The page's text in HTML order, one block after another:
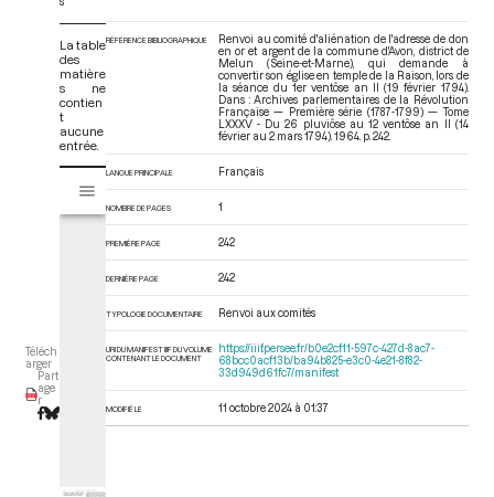
Téléch
arger
Part
age
r
La table
des
matière
s ne
contien
t
aucune
entrée.
s
M
d
Tome LXXXV - Du 26 pluviôse au 12 ventôse an II (14 février au 2 mars
RÉFÉRENCE BIBLIOGRAPHIQUE
Renvoi au comité d'aliénation de l'adresse de don
en or et argent de la commune d'Avon, district de
Melun (Seine-et-Marne), qui demande à
convertir son église en temple de la Raison, lors de
la séance du 1er ventôse an II (19 février 1794).
Dans : Archives parlementaires de la Révolution
Française — Première série (1787-1799) — Tome
LXXXV - Du 26 pluviôse au 12 ventôse an II (14
février au 2 mars 1794). 1964. p. 242.
LANGUE PRINCIPALE Français
NOMBRE DE PAGES 1
PREMIÈRE PAGE 242
DERNIÈRE PAGE 242
TYPOLOGIE DOCUMENTAIRE Renvoi aux comités
URI DU MANIFEST IIIF DU VOLUME
CONTENANT LE DOCUMENT
https://iiif.persee.fr/b0e2cf11-597c-427d-8ac7-
68bcc0acf13b/ba94b825-e3c0-4e21-8f82-
33d949d61fc7/manifest
MODIFIÉ LE 11 octobre 2024 à 01:37